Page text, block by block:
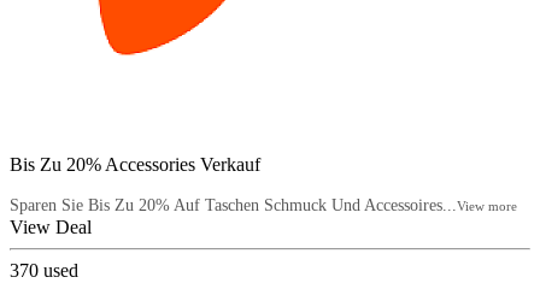
Bis Zu 20% Accessories Verkauf
Sparen Sie Bis Zu 20% Auf Taschen Schmuck Und Accessoires...View more
View Deal
370 used